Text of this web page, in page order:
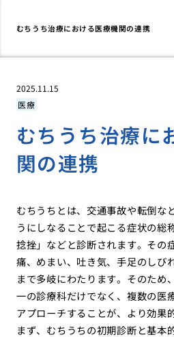
むちうち治療における医療機関の連携
2025.11.15
医療
むちうち治療に
関の連携
むちうちとは、交通事故や転倒な
うにしなることで起こる症状の総
捻挫」などと診断されます。その
痛、めまい、吐き気、手足のしび
まで多岐にわたります。そのため
一の診療科だけでなく、複数の医
アプローチすることが、より効果
まず、むちうちの初期診断と基本